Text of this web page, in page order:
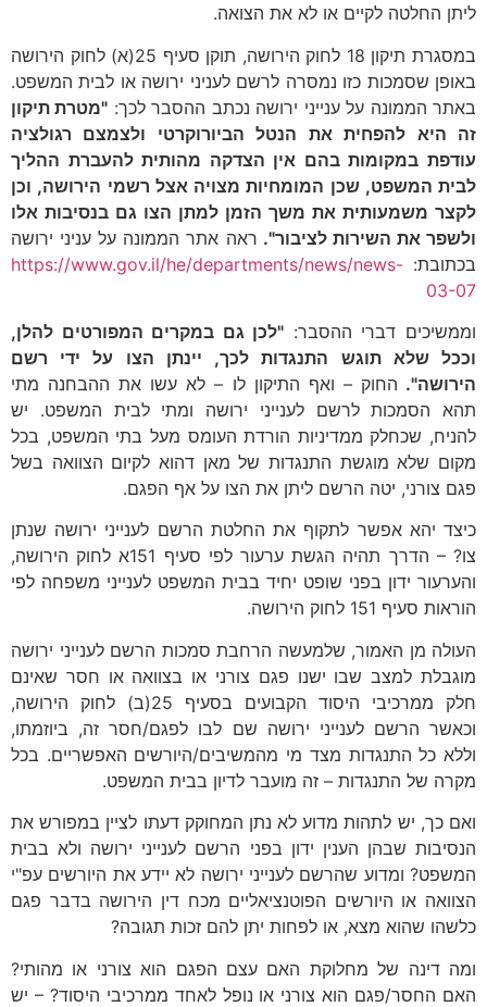
ליתן החלטה לקיים או לא את הצואה.
במסגרת תיקון 18 לחוק הירושה, תוקן סעיף 25(א) לחוק הירושה
באופן שסמכות כזו נמסרה לרשם לעניני ירושה או לבית המשפט.
באתר הממונה על ענייני ירושה נכתב ההסבר לכך: "מטרת תיקון
זה היא להפחית את הנטל הביורוקרטי ולצמצם רגולציה
עודפת במקומות בהם אין הצדקה מהותית להעברת ההליך
לבית המשפט, שכן המומחיות מצויה אצל רשמי הירושה, וכן
לקצר משמעותית את משך הזמן למתן הצו גם בנסיבות אלו
ולשפר את השירות לציבור". ראה אתר הממונה על עניני ירושה
בכתובת: https://www.gov.il/he/departments/news/news-
03-07
וממשיכים דברי ההסבר: "לכן גם במקרים המפורטים להלן,
וככל שלא תוגש התנגדות לכך, יינתן הצו על ידי רשם
הירושה". החוק – ואף התיקון לו – לא עשו את ההבחנה מתי
תהא הסמכות לרשם לענייני ירושה ומתי לבית המשפט. יש
להניח, שכחלק ממדיניות הורדת העומס מעל בתי המשפט, בכל
מקום שלא מוגשת התנגדות של מאן דהוא לקיום הצוואה בשל
פגם צורני, יטה הרשם ליתן את הצו על אף הפגם.
כיצד יהא אפשר לתקוף את החלטת הרשם לענייני ירושה שנתן
צו? – הדרך תהיה הגשת ערעור לפי סעיף 151א לחוק הירושה,
והערעור ידון בפני שופט יחיד בבית המשפט לענייני משפחה לפי
הוראות סעיף 151 לחוק הירושה.
העולה מן האמור, שלמעשה הרחבת סמכות הרשם לענייני ירושה
מוגבלת למצב שבו ישנו פגם צורני או בצוואה או חסר שאינם
חלק ממרכיבי היסוד הקבועים בסעיף 25(ב) לחוק הירושה,
וכאשר הרשם לענייני ירושה שם לבו לפגם/חסר זה, ביוזמתו,
וללא כל התנגדות מצד מי מהמשיבים/היורשים האפשריים. בכל
מקרה של התנגדות – זה מועבר לדיון בבית המשפט.
ואם כך, יש לתהות מדוע לא נתן המחוקק דעתו לציין במפורש את
הנסיבות שבהן הענין ידון בפני הרשם לענייני ירושה ולא בבית
המשפט? ומדוע שהרשם לענייני ירושה לא יידע את היורשים עפ"י
הצוואה או היורשים הפוטנציאליים מכח דין הירושה בדבר פגם
כלשהו שהוא מצא, או לפחות יתן להם זכות תגובה?
ומה דינה של מחלוקת האם עצם הפגם הוא צורני או מהותי?
האם החסר/פגם הוא צורני או נופל לאחד ממרכיבי היסוד? – יש